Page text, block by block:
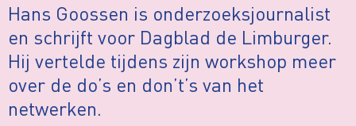
Hans Goossen is onderzoeksjournalist
en schrijft voor Dagblad de Limburger.
Hij vertelde tijdens zijn workshop meer
over de do’s en don’t’s van het
netwerken.